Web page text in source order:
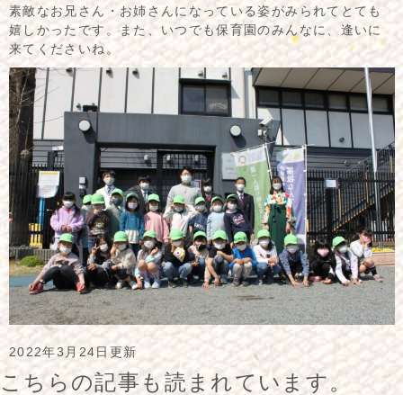
素敵なお兄さん・お姉さんになっている姿がみられてとても
嬉しかったです。また、いつでも保育園のみんなに、逢いに
来てくださいね。
2022年3月24日更新
こちらの記事も読まれています。